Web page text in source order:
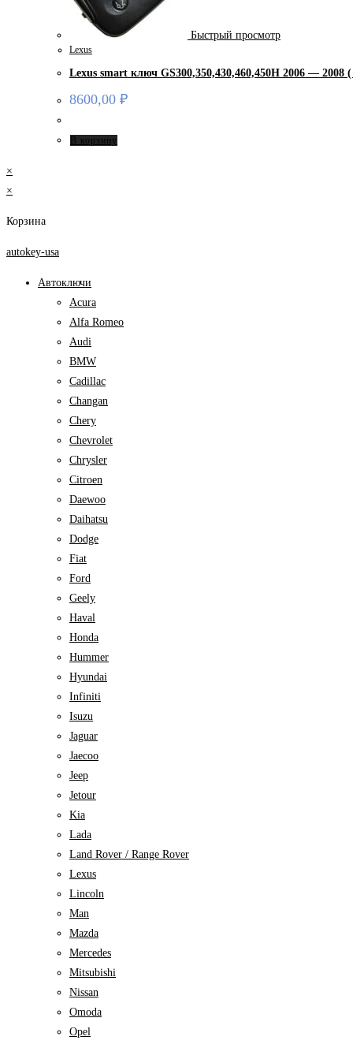
Быстрый просмотр
Lexus
Lexus smart ключ GS300,350,430,460,450H 2006 — 2008
8600,00 ₽
В корзину
×
×
Корзина
autokey-usa
Автоключи
Acura
Alfa Romeo
Audi
BMW
Cadillac
Changan
Chery
Chevrolet
Chrysler
Citroen
Daewoo
Daihatsu
Dodge
Fiat
Ford
Geely
Haval
Honda
Hummer
Hyundai
Infiniti
Isuzu
Jaguar
Jaecoo
Jeep
Jetour
Kia
Lada
Land Rover / Range Rover
Lexus
Lincoln
Man
Mazda
Mercedes
Mitsubishi
Nissan
Omoda
Opel